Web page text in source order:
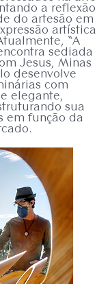
a reflexão
do artesão em
artística
“A
sediada
Jesus, Minas
desenvolve
com
elegante,
sua
em função da